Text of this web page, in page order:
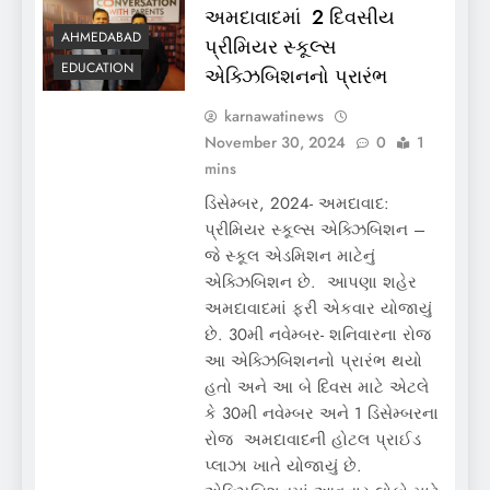
AHMEDABAD
EDUCATION
અમદાવાદમાં 2 દિવસીય
પ્રીમિયર સ્કૂલ્સ
એક્ઝિબિશનનો પ્રારંભ
karnawatinews
November 30, 2024
0
1
mins
ડિસેમ્બર, 2024- અમદાવાદ:
પ્રીમિયર સ્કૂલ્સ એક્ઝિબિશન –
જે સ્કૂલ એડમિશન માટેનું
એક્ઝિબિશન છે. આપણા શહેર
અમદાવાદમાં ફરી એકવાર યોજાયું
છે. 30મી નવેમ્બર- શનિવારના રોજ
આ એક્ઝિબિશનનો પ્રારંભ થયો
હતો અને આ બે દિવસ માટે એટલે
કે 30મી નવેમ્બર અને 1 ડિસેમ્બરના
રોજ અમદાવાદની હોટલ પ્રાઈડ
પ્લાઝા ખાતે યોજાયું છે.